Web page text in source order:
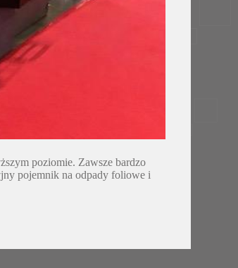
poziomie. Zawsze bardzo
pojemnik na odpady foliowe i